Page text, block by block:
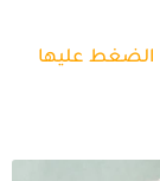
الضغط عليها